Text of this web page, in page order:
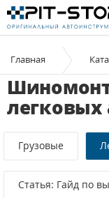
Главная
Грузовые
Статья: Гайд по